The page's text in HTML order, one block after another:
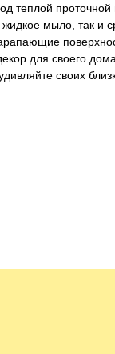
теплой
мыло, так и
для своего
своих